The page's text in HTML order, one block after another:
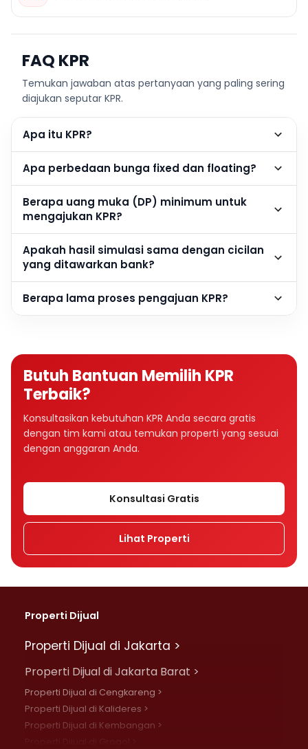
FAQ KPR
Temukan jawaban atas pertanyaan yang paling sering
diajukan seputar KPR.
Apa itu KPR?
Apa perbedaan bunga fixed dan floating?
Berapa uang muka (DP) minimum untuk
mengajukan KPR?
Apakah hasil simulasi sama dengan cicilan
yang ditawarkan bank?
Berapa lama proses pengajuan KPR?
Butuh Bantuan Memilih KPR
Terbaik?
Konsultasikan kebutuhan KPR Anda secara gratis
dengan tim kami atau temukan properti yang sesuai
dengan anggaran Anda.
Konsultasi Gratis
Lihat Properti
Properti Dijual
Properti Dijual di Jakarta >
Properti Dijual di Jakarta Barat >
Properti Dijual di Cengkareng >
Properti Dijual di Kalideres >
Properti Dijual di Kembangan >